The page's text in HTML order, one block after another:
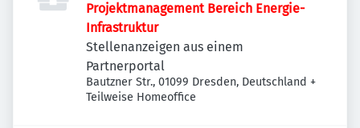
Projektmanagement Bereich Energie-
Infrastruktur
Stellenanzeigen aus einem
Partnerportal
Bautzner Str., 01099 Dresden, Deutschland +
Teilweise Homeoffice